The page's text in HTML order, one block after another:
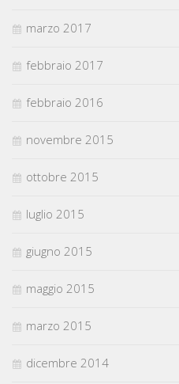
marzo 2017
febbraio 2017
febbraio 2016
novembre 2015
ottobre 2015
luglio 2015
giugno 2015
maggio 2015
marzo 2015
dicembre 2014